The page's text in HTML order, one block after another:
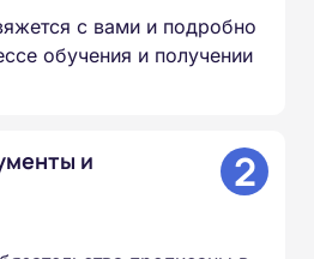
с вами и подробно
обучения и получении
и
2